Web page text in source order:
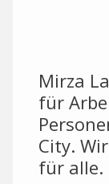
Mirza
für
City.
für alle.